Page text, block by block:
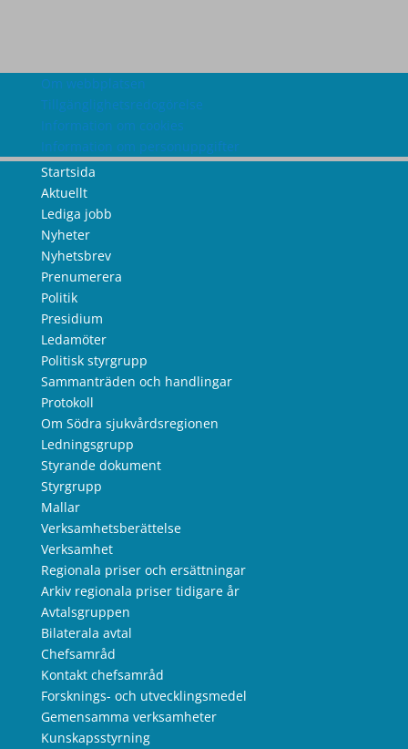
Om webbplatsen
Tillgänglighetsredogörelse
Information om cookies
Information om personuppgifter
Startsida
Aktuellt
Lediga jobb
Nyheter
Nyhetsbrev
Prenumerera
Politik
Presidium
Ledamöter
Politisk styrgrupp
Sammanträden och handlingar
Protokoll
Om Södra sjukvårdsregionen
Ledningsgrupp
Styrande dokument
Styrgrupp
Mallar
Verksamhetsberättelse
Verksamhet
Regionala priser och ersättningar
Arkiv regionala priser tidigare år
Avtalsgruppen
Bilaterala avtal
Chefsamråd
Kontakt chefsamråd
Forsknings- och utvecklingsmedel
Gemensamma verksamheter
Kunskapsstyrning